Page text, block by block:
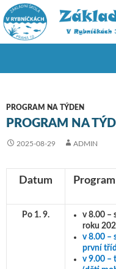
PROGRAM NA TÝDEN
PROGRAM NA
2025-08-29 ADMIN
Datum
Po 1. 9.
v 8.00 –
roku
v 8.00 –
první
v 9.00 –